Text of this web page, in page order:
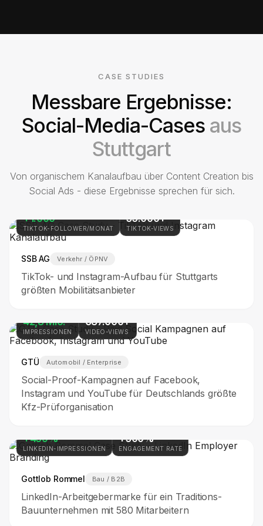
CASE STUDIES
Messbare Ergebnisse:
Social-Media-Cases aus
Stuttgart
Von organischem Kanalaufbau über Content Creation bis
Social Ads - diese Ergebnisse sprechen für sich.
+1.000
TIKTOK-FOLLOWER/MONAT
35.000+
TIKTOK-VIEWS
SSB AG Verkehr / ÖPNV
TikTok- und Instagram-Aufbau für Stuttgarts
größten Mobilitätsanbieter
42,8 Mio.
IMPRESSIONEN
687.000+
VIDEO-VIEWS
GTÜ Automobil / Enterprise
Social-Proof-Kampagnen auf Facebook,
Instagram und YouTube für Deutschlands größte
Kfz-Prüforganisation
+459%
LINKEDIN-IMPRESSIONEN
+300%
ENGAGEMENT RATE
Gottlob Rommel Bau / B2B
LinkedIn-Arbeitgebermarke für ein Traditions-
Bauunternehmen mit 580 Mitarbeitern